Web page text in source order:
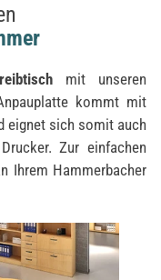
mit unseren
kommt mit
eignet sich somit auch
Zur einfachen
Ihrem Hammerbacher